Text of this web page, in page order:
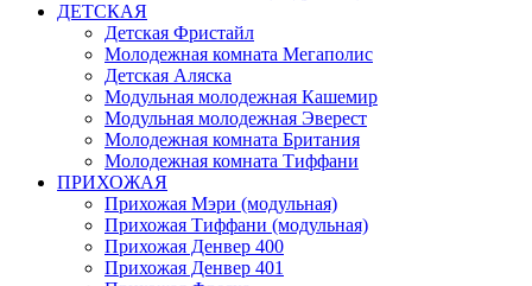
ДЕТСКАЯ
Детская Фристайл
Молодежная комната Мегаполис
Детская Аляска
Модульная молодежная Кашемир
Модульная молодежная Эверест
Молодежная комната Британия
Молодежная комната Тиффани
ПРИХОЖАЯ
Прихожая Мэри (модульная)
Прихожая Тиффани (модульная)
Прихожая Денвер 400
Прихожая Денвер 401